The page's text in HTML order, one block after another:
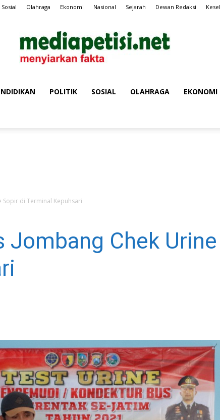
Sosial Olahraga Ekonomi Nasional Sejarah Dewan Redaksi
MEDIA
POLITIK SOSIAL OLAHRAGA EKONOMI
Sopir di Terminal Kepuhsari
Jombang Chek